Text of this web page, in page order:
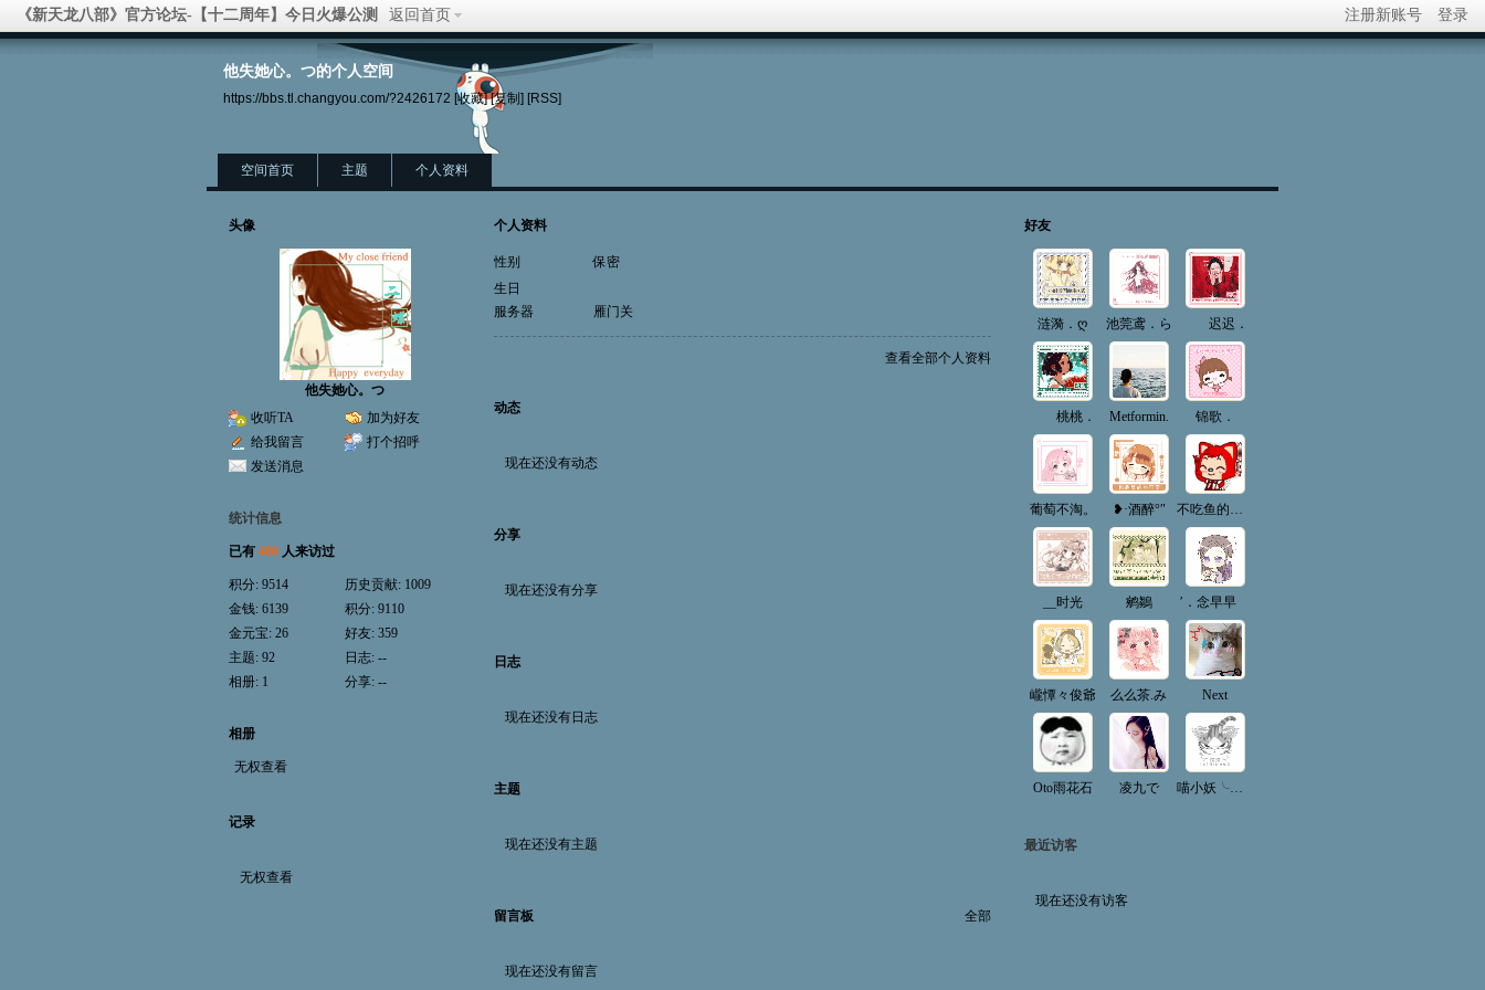
注册新账号 登录
《新天龙八部》官方论坛-【十二周年】今日火爆公测 返回首页
他失她心。つ的个人空间
https://bbs.tl.changyou.com/?2426172 [收藏] [复制] [RSS]
空间首页 主题 个人资料
头像
他失她心。つ
收听TA
加为好友
给我留言
打个招呼
发送消息
统计信息
已有 480 人来访过
积分: 9514 历史贡献: 1009
金钱: 6139 积分: 9110
金元宝: 26 好友: 359
主题: 92 日志: --
相册: 1 分享: --
相册
无权查看
记录
无权查看
个人资料
性别
保密
生日
服务器
雁门关
查看全部个人资料
动态
现在还没有动态
分享
现在还没有分享
日志
现在还没有日志
主题
现在还没有主题
留言板 全部
现在还没有留言
好友
涟漪．ღ 池莞鸢．ら 迟迟．
桃桃． Metformin. 锦歌．
葡萄不淘。 ❥·酒醉°″ 不吃鱼的懒猫
__时光 鹓鶵 ′．念早早ゝ
巄憛々俊爺 么么茶.み Next
Oto雨花石 凌九で 喵小妖╰❥。
最近访客
现在还没有访客